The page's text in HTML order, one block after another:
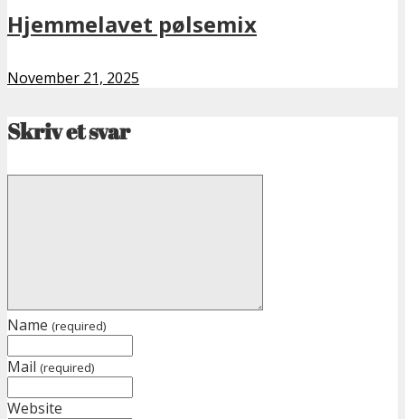
Hjemmelavet pølsemix
November 21, 2025
Skriv et svar
Name (required)
Mail (required)
Website